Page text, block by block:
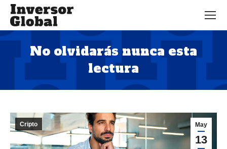
No olvidarás nunca esta
lectura
Estás aquí:
May
13
Cripto